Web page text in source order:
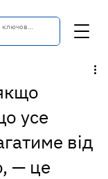
усе
від
— це